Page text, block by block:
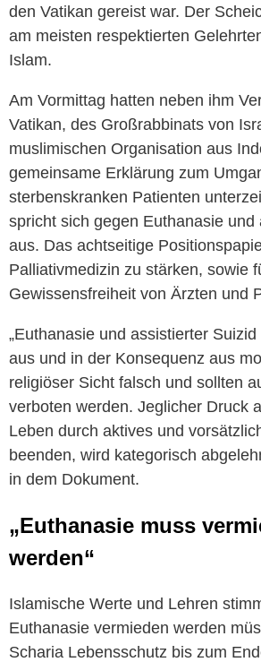
den Vatikan gereist war. Der
am meisten respektierten
Islam.
Am Vormittag hatten neben ihm
Vatikan, des Großrabbinats von
muslimischen Organisation aus
gemeinsame Erklärung zum
sterbenskranken Patienten
spricht sich gegen Euthanasie und
aus. Das achtseitige
Palliativmedizin zu stärken, sowie
Gewissensfreiheit von Ärzten und
„Euthanasie und assistierter
aus und in der Konsequenz aus
religiöser Sicht falsch und sollten
verboten werden. Jeglicher Druck
Leben durch aktives und
beenden, wird kategorisch
in dem Dokument.
„Euthanasie muss
werden“
Islamische Werte und Lehren
Euthanasie vermieden werden
Scharia Lebensschutz bis zum